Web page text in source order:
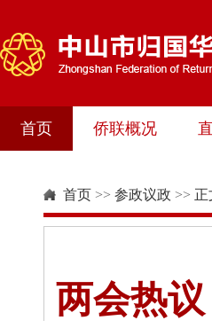
首页 侨联概况
首页 >> 参政议政 >> 正
两会热